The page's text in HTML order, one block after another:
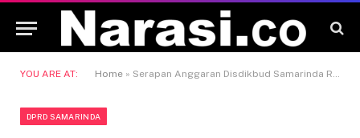
YOU ARE AT: Home » Serapan Anggaran Disdikbud Samarinda Rendah, Komisi IV Soroti Bidang Tanpa Realisasi
DPRD SAMARINDA